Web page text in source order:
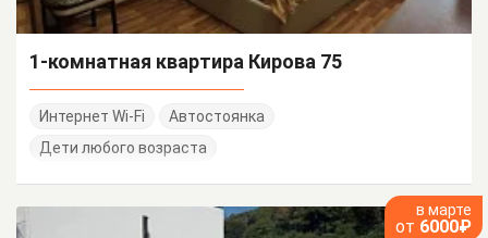
1-комнатная квартира Кирова 75
Интернет Wi-Fi
Автостоянка
Дети любого возраста
в марте
от 6000₽